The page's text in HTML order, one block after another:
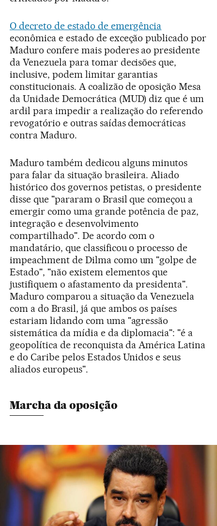
O decreto de estado de emergência
econômica e estado de exceção publicado por
Maduro confere mais poderes ao presidente
da Venezuela para tomar decisões que,
inclusive, podem limitar garantias
constitucionais. A coalizão de oposição Mesa
da Unidade Democrática (MUD) diz que é um
ardil para impedir a realização do referendo
revogatório e outras saídas democráticas
contra Maduro.
Maduro também dedicou alguns minutos
para falar da situação brasileira. Aliado
histórico dos governos petistas, o presidente
disse que "pararam o Brasil que começou a
emergir como uma grande potência de paz,
integração e desenvolvimento
compartilhado". De acordo com o
mandatário, que classificou o processo de
impeachment de Dilma como um "golpe de
Estado", "não existem elementos que
justifiquem o afastamento da presidenta".
Maduro comparou a situação da Venezuela
com a do Brasil, já que ambos os países
estariam lidando com uma "agressão
sistemática da mídia e da diplomacia": "é a
geopolítica de reconquista da América Latina
e do Caribe pelos Estados Unidos e seus
aliados europeus".
Marcha da oposição